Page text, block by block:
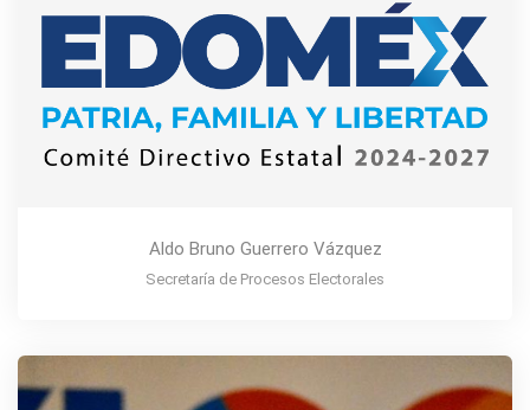
Aldo Bruno Guerrero Vázquez
Secretaría de Procesos Electorales